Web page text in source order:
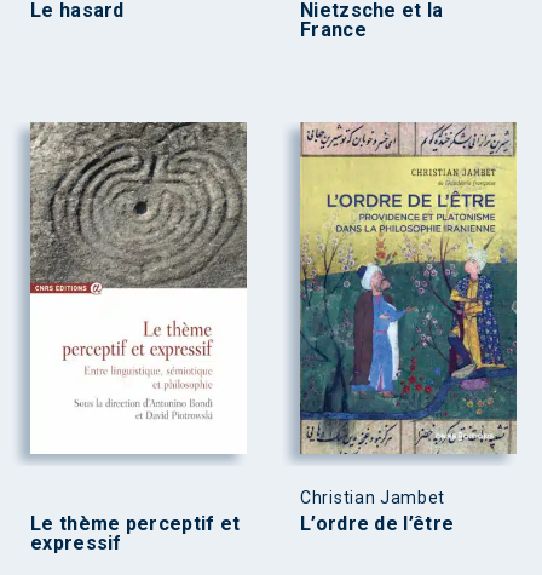
Le hasard
Nietzsche et la
France
Le thème perceptif et
expressif
Christian Jambet
L’ordre de l’être